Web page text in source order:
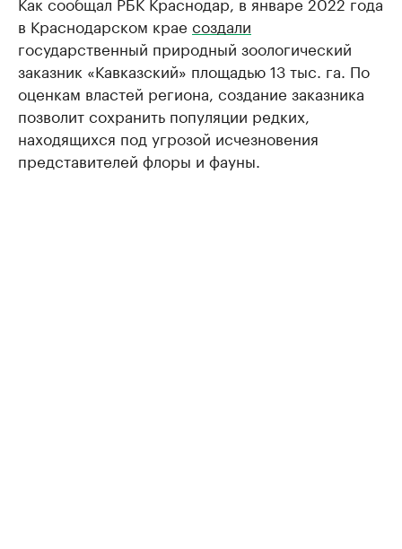
в Краснодарском крае создали
государственный природный зоологический
заказник «Кавказский» площадью 13 тыс. га. По
оценкам властей региона, создание заказника
позволит сохранить популяции редких,
находящихся под угрозой исчезновения
представителей флоры и фауны.